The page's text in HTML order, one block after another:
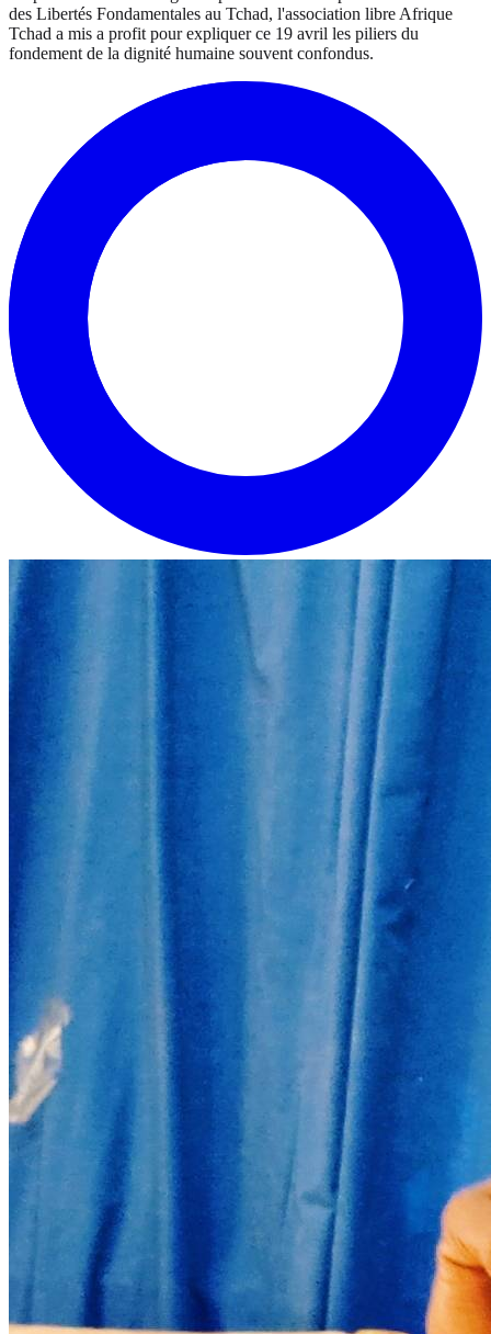
des Libertés Fondamentales au Tchad, l'association libre Afrique
Tchad a mis a profit pour expliquer ce 19 avril les piliers du
fondement de la dignité humaine souvent confondus.